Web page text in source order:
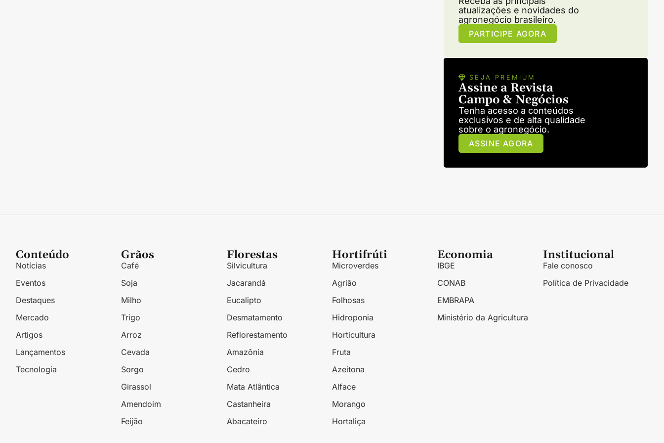
atualizações e novidades do
agronegócio brasileiro.
PARTICIPE AGORA
SEJA PREMIUM
Assine a Revista
Campo & Negócios
Tenha acesso a conteúdos
exclusivos e de alta qualidade
sobre o agronegócio.
ASSINE AGORA
Conteúdo
Notícias
Eventos
Destaques
Mercado
Artigos
Lançamentos
Tecnologia
Grãos
Café
Soja
Milho
Trigo
Arroz
Cevada
Sorgo
Girassol
Amendoim
Feijão
Florestas
Silvicultura
Jacarandá
Eucalipto
Desmatamento
Reflorestamento
Amazônia
Cedro
Mata Atlântica
Castanheira
Abacateiro
Hortifrúti
Microverdes
Agrião
Folhosas
Hidroponia
Horticultura
Fruta
Azeitona
Alface
Morango
Hortaliça
Economia
IBGE
CONAB
EMBRAPA
Ministério da Agricultura
Institucional
Fale conosco
Política de Privacidade